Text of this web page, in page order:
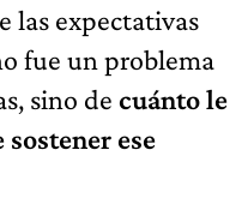
las expectativas
fue un problema
sino de cuánto le
ese